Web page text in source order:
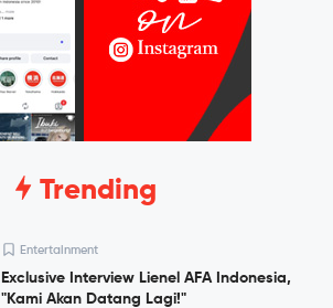
Trending
Entertainment
Exclusive Interview Lienel AFA Indonesia,
"Kami Akan Datang Lagi!"